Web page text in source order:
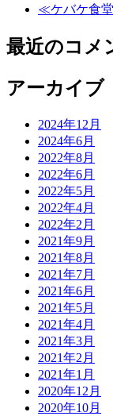
≪ケバケ食
最近のコメ
アーカイブ
2024年12月
2024年6月
2022年8月
2022年6月
2022年5月
2022年4月
2022年2月
2021年9月
2021年8月
2021年7月
2021年6月
2021年5月
2021年4月
2021年3月
2021年2月
2021年1月
2020年12月
2020年10月